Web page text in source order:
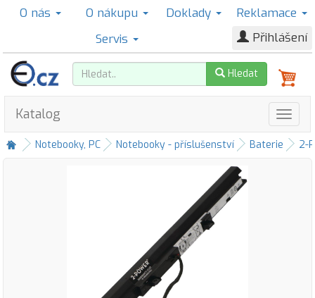
O nás O nákupu Doklady
Reklamace
Servis
Přihlášení
Hledat
Katalog
Notebooky, PC Notebooky - příslušenství Baterie 2-